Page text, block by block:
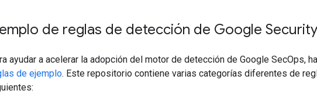
de reglas de detección de Google
ayudar a acelerar la adopción del motor de detección de Google SecOps,
de ejemplo. Este repositorio contiene varias categorías diferentes de